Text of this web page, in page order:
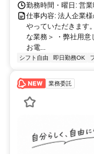
勤務時間・曜日: 営
仕事内容: 法人企業
やっていただきます
な業務＞ ・弊社用意
お電...
シフト自由 即日勤務OK
業務委託